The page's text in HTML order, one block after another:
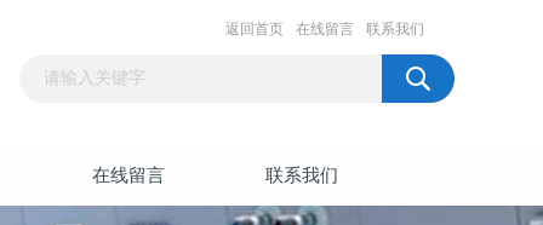
返回首页 在线留言 联系我们
在线留言 联系我们